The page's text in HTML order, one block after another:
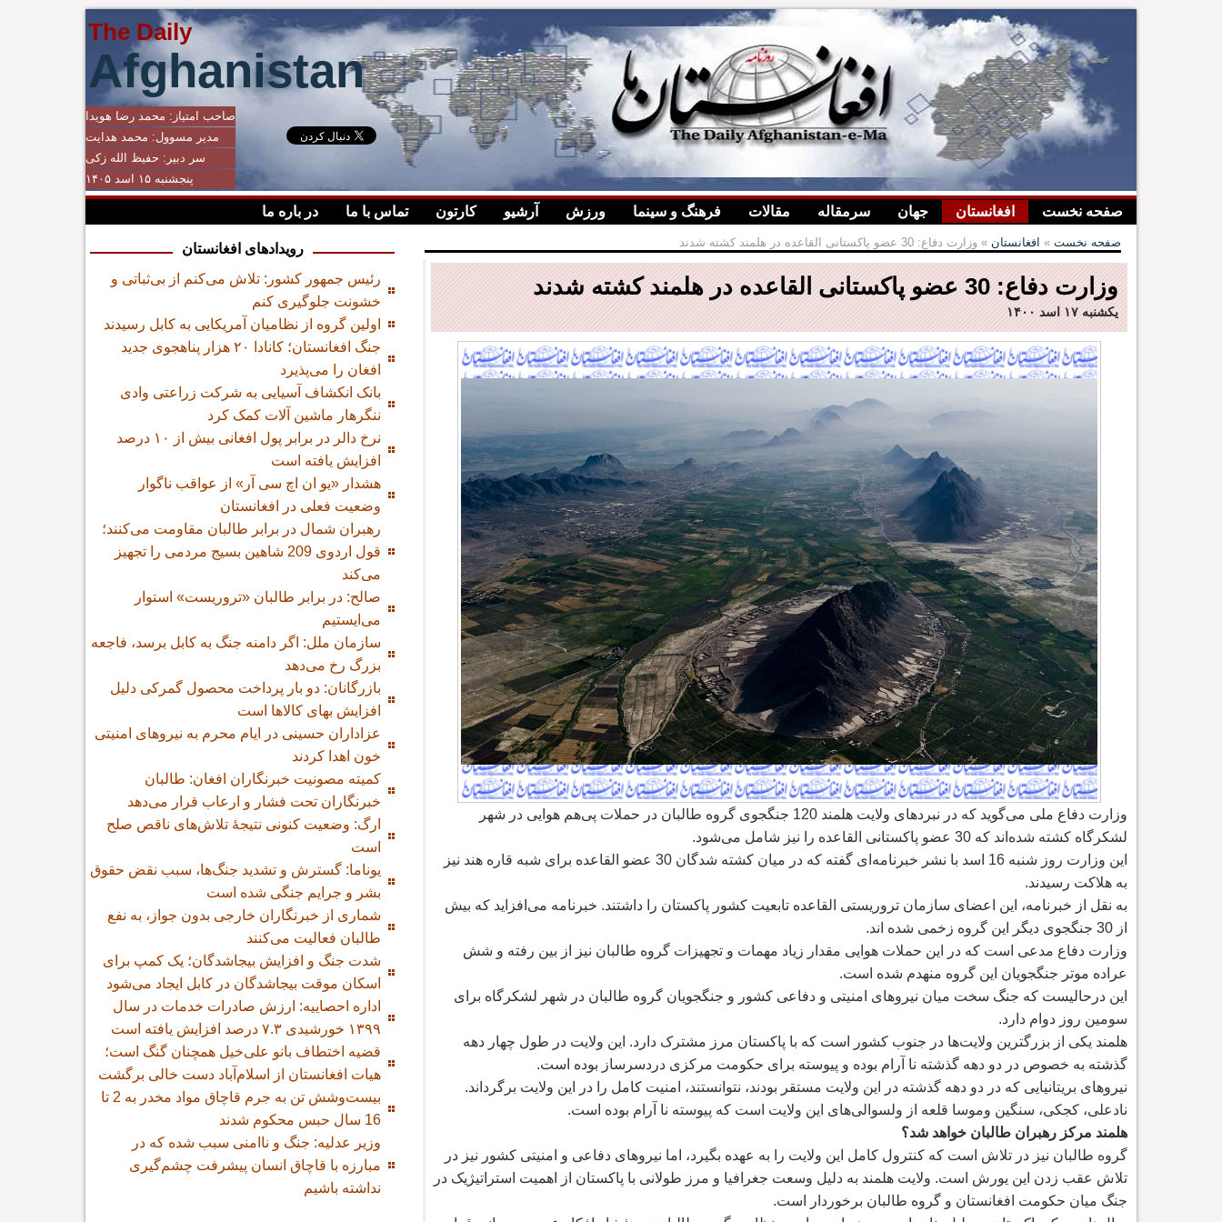
The Daily
Afghanistan
صاحب امتیاز: محمد رضا هویدا
مدیر مسوول: محمد هدایت
سر دبیر: حفیظ الله زکی
پنجشنبه ۱۵ اسد ۱۴۰۵
صفحه نخست افغانستان جهان سرمقاله مقالات فرهنگ و سینما ورزش آرشیو کارتون تماس با ما در باره ما
صفحه نخست » افغانستان » وزارت دفاع: 30 عضو پاکستانی القاعده در هلمند کشته شدند
وزارت دفاع: 30 عضو پاکستانی القاعده در هلمند کشته شدند
یکشنبه ۱۷ اسد ۱۴۰۰
وزارت دفاع ملی میگوید که در نبردهای ولایت هلمند 120 جنگجوی گروه طالبان در حملات پی
هم هوایی در شهر
لشکرگاه کشته شده اند که 30 عضو پاکستانی القاعده را نیز شامل می
شود.
این وزارت روز شنبه 16 اسد با نشر خبرنامه
ای گفته که در میان کشته شدگان 30 عضو القاعده برای شبه قاره هند نیز
به هلاکت رسیدند.
به نقل از خبرنامه، این اعضای سازمان تروریستی القاعده تابعیت کشور پاکستان را داشتند. خبرنامه می افزاید که بیش
از 30 جنگجوی دیگر این گروه زخمی شده اند.
وزارت دفاع مدعی است که در این حملات هوایی مقدار زیاد مهمات و تجهیزات گروه طالبان نیز از بین رفته و شش
عراده موتر جنگجویان این گروه منهدم شده است.
این درحالیست که جنگ سخت میان نیروهای امنیتی و دفاعی کشور و جنگجویان گروه طالبان در شهر لشکرگاه برای
سومین روز دوام دارد.
هلمند یکی از بزرگترین ولایتها در جنوب کشور است که با پاکستان مرز مشترک دارد. این ولایت در طول چهار دهه
گذشته به خصوص در دو دهه گذشته نا آرام بوده و پیوسته برای حکومت مرکزی دردسرساز بوده است.
نیروهای بریتانیایی که در دو دهه گذشته در این ولایت مستقر بودند، نتوانستند، امنیت کامل را در این ولایت برگرداند.
نادعلی، کجکی، سنگین وموسا قلعه از ولسوالیهای این ولایت است که پیوسته نا آرام بوده است.
هلمند مرکز رهبران طالبان خواهد شد؟
گروه طالبان نیز در تلاش است که کنترول کامل این ولایت را به عهده بگیرد، اما نیروهای دفاعی و امنیتی کشور نیز در
تلاش عقب زدن این یورش است. ولایت هلمند به دلیل وسعت جغرافیا و مرز طولانی با پاکستان از اهمیت استراتیژیک در
جنگ میان حکومت افغانستان و گروه طالبان برخوردار است.
رویدادهای افغانستان
رئیس جمهور کشور: تلاش می‌کنم از بی‌ثباتی و
خشونت جلوگیری کنم
اولین گروه از نظامیان آمریکایی به کابل رسیدند
جنگ افغانستان؛ کانادا ۲۰ هزار پناهجوی جدید
افغان را می‌پذیرد
بانک انکشاف آسیایی به شرکت زراعتی وادی
ننگرهار ماشین آلات کمک کرد
نرخ دالر در برابر پول افغانی بیش از ۱۰ درصد
افزایش یافته است
هشدار «یو ان اچ سی آر» از عواقب ناگوار
وضعیت فعلی در افغانستان
رهبران شمال در برابر طالبان مقاومت می‌کنند؛
قول اردوی 209 شاهین بسیج مردمی را تجهیز
می‌کند
صالح: در برابر طالبان «تروریست» استوار
می‌ایستیم
سازمان ملل: اگر دامنه جنگ به کابل برسد، فاجعه
بزرگ رخ می‌دهد
بازرگانان: دو بار پرداخت محصول گمرکی دلیل
افزایش بهای کالاها است
عزاداران حسینی در ایام محرم به نیروهای امنیتی
خون اهدا کردند
کمیته مصونیت خبرنگاران افغان: طالبان
خبرنگاران تحت فشار و ارعاب قرار می‌دهد
ارگ: وضعیت کنونی نتیجۀ تلاش‌های ناقص صلح
است
یوناما: گسترش و تشدید جنگ‌ها، سبب نقض حقوق
بشر و جرایم جنگی شده است
شماری از خبرنگاران خارجی بدون جواز، به نفع
طالبان فعالیت می‌کنند
شدت جنگ و افزایش بیجاشدگان؛ یک کمپ برای
اسکان موقت بیجاشدگان در کابل ایجاد ‌می‌شود
اداره احصاییه: ارزش صادرات خدمات در سال
۱۳۹۹ خورشیدی ۷.۳ درصد افزایش یافته است
قضیه اختطاف بانو علی‌خیل همچنان گنگ است؛
هیات افغانستان از اسلام‌آباد دست خالی برگشت
بیست‌وشش تن به جرم قاچاق مواد مخدر به 2 تا
16 سال حبس محکوم شدند
وزیر عدلیه: جنگ و ناامنی سبب شده که در
مبارزه با قاچاق انسان پیشرفت چشم‌گیری
نداشته باشیم